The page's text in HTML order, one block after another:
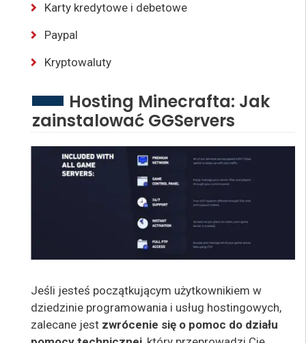
Karty kredytowe i debetowe
Paypal
Kryptowaluty
Hosting Minecrafta: Jak
zainstalować GGServers
Jeśli jesteś początkującym użytkownikiem w
dziedzinie programowania i usług hostingowych,
zalecane jest zwrócenie się o pomoc do działu